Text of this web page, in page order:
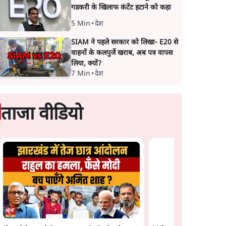
गडकरी के खिलाफ कंटेंट हटाने को कहा
5 Min •देश
SIAM ने पहले सरकार को लिखा- E20 से
वाहनों के कलपुर्जे खराब, अब पत्र वापस
लिया, क्यों?
7 Min •देश
ताजा वीडियो